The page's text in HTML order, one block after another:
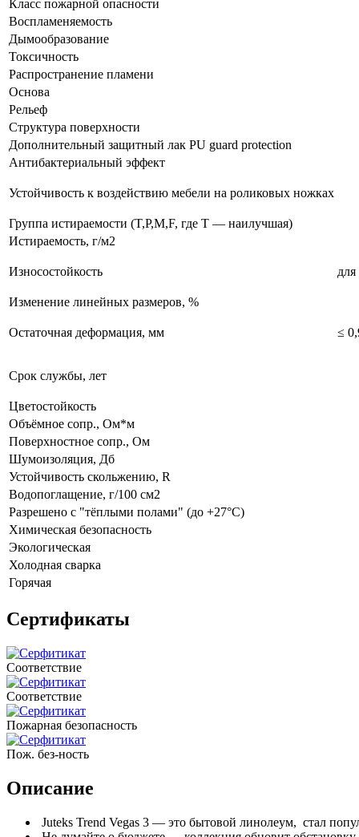
Класс пожарной опасности
Воспламеняемость
Дымообразование
Токсичность
Распространение пламени
Основа
Рельеф
Структура поверхности
Дополнительный защитный лак PU guard protection
Антибактериальный эффект
Устойчивость к воздействию мебели на роликовых ножках
Группа истираемости (T,P,M,F, где T — наилучшая)
Истираемость, г/м2
Износостойкость
Изменение линейных размеров, %
Остаточная деформация, мм ≤
Срок службы, лет
Цветостойкость
Объёмное сопр., Ом*м
Поверхностное сопр., Ом
Шумоизоляция, Дб
Устойчивость скольжению, R
Водопоглащение, г/100 см2
Разрешено с "тёплыми полами" (до +27°C)
Химическая безопасность
Экологическая
Холодная сварка
Горячая
Сертификаты
Соответствие
Соответствие
Пожарная безопасность
Пож. без-ность
Описание
Juteks Trend Vegas 3 — это бытовой линолеум, стал